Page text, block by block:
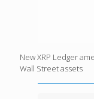
New XRP Ledger
Wall Street assets